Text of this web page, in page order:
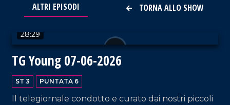
TORNA ALLO SHOW
ALTRI EPISODI
28:29
TG Young 07-06-2026
ST 3 PUNTATA 6
Il telegiornale condotto e curato dai nostri piccoli
VAI AL TITOLO